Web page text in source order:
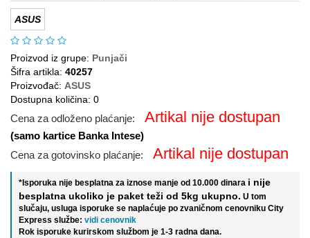
ASUS
Proizvod iz grupe: Punjači
Šifra artikla: 40257
Proizvođač: ASUS
Dostupna količina: 0
Cena za odloženo plaćanje: Artikal nije dostupan
(samo kartice Banka Intese)
Cena za gotovinsko plaćanje:
Artikal nije dostupan
*Isporuka nije besplatna za iznose manje od 10.000 dinara i nije
besplatna ukoliko je paket teži od 5kg ukupno. U tom
slučaju, usluga isporuke se naplaćuje po zvaničnom cenovniku City
Express službe: vidi cenovnik
Rok isporuke kurirskom službom je 1-3 radna dana.